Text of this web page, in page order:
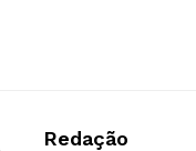
Redação